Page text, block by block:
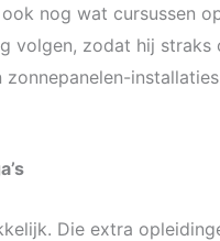
nog wat cursussen
volgen, zodat hij
zonnepanelen-
Die extra